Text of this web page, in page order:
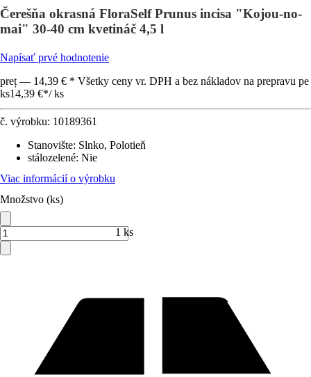
Čerešňa okrasná FloraSelf Prunus incisa "Kojou-no-
mai" 30-40 cm kvetináč 4,5 l
Napísať prvé hodnotenie
preț — 14,39 € * Všetky ceny vr. DPH a bez nákladov na prepravu pe
ks14,39 €*/ ks
č. výrobku: 10189361
Stanovište: Slnko, Polotieň
stálozelené: Nie
Viac informácií o výrobku
Množstvo (ks)
1 ks